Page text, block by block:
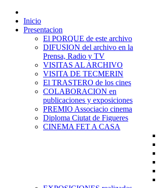
Inicio
Presentacion
El PORQUE de este archivo
DIFUSION del archivo en la
Prensa, Radio y TV
VISITAS AL ARCHIVO
VISITA DE TECMERIN
El TRASTERO de los cines
COLABORACION en
publicaciones y exposiciones
PREMIO Associacio cinema
Diploma Ciutat de Figueres
CINEMA FET A CASA